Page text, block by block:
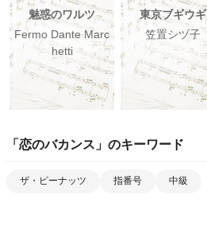
魅惑のワルツ
Fermo Dante Marc
hetti
東京ブギウギ
笠置シヅ子
「 恋のバカンス 」のキーワード
ザ・ピーナッツ 指番号 中級